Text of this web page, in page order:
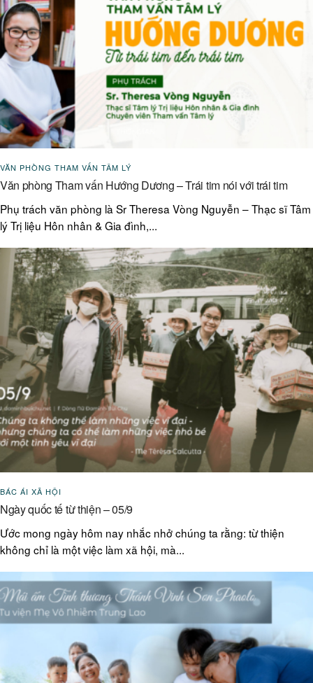
VĂN PHÒNG THAM VẤN TÂM LÝ
Văn phòng Tham vấn Hướng Dương – Trái tim nói với trái tim
Phụ trách văn phòng là Sr Theresa Vòng Nguyễn – Thạc sĩ Tâm
lý Trị liệu Hôn nhân & Gia đình,...
BÁC ÁI XÃ HỘI
Ngày quốc tế từ thiện – 05/9
Ước mong ngày hôm nay nhắc nhở chúng ta rằng: từ thiện
không chỉ là một việc làm xã hội, mà...